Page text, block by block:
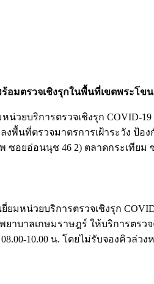
อมตรวจเชิงรุกในพื้นที่เขตพระโข
วยบริการตรวจเชิงรุก
นที่ตรวจมาตรการเฝ้าระวัง ป้อ
อยอ่อนนุช 46 2) ตลาดกระเที
มหน่วยบริการตรวจเชิงรุก
บาลเกษมราษฎร์ ให้บริการตรว
08.00-10.00 น. โดยไม่รับจองคิว